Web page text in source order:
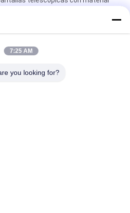
pasillo y correa de mano de
piso de PVC
sobre plataforma de acero
7:25 AM
you looking for?